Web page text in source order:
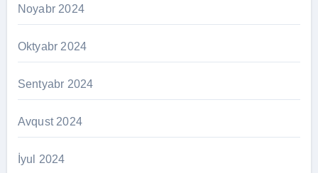
Noyabr 2024
Oktyabr 2024
Sentyabr 2024
Avqust 2024
İyul 2024